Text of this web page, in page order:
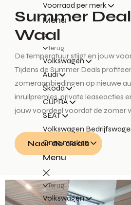
Voorraad per merk
Menu
Terug
Volkswagen
Audi
Škoda
CUPRA
SEAT
Volkswagen
Onze merken
Menu
Terug
Volkswagen
Summer
Waal
De temperatuur stijgt en jouw
Tijdens de Summer Deals
zomeraanbiedingen op nieuwe
inruilpremies, private leaseacties
jouw voordeel voordat de zomer
Naar de deals